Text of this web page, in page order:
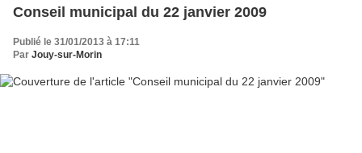
Conseil municipal du 22 janvier 2009
Publié le 31/01/2013 à 17:11
Par Jouy-sur-Morin